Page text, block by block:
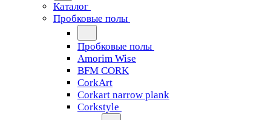
Каталог
Пробковые полы
Пробковые полы
Amorim Wise
BFM CORK
CorkArt
Corkart narrow plank
Corkstyle